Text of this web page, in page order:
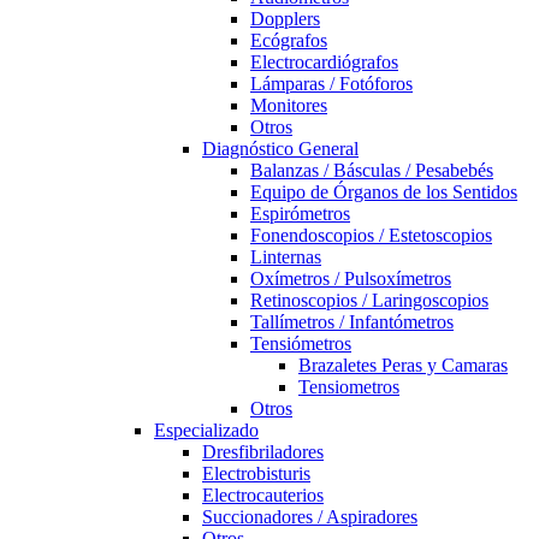
Dopplers
Ecógrafos
Electrocardiógrafos
Lámparas / Fotóforos
Monitores
Otros
Diagnóstico General
Balanzas / Básculas / Pesabebés
Equipo de Órganos de los Sentidos
Espirómetros
Fonendoscopios / Estetoscopios
Linternas
Oxímetros / Pulsoxímetros
Retinoscopios / Laringoscopios
Tallímetros / Infantómetros
Tensiómetros
Brazaletes Peras y Camaras
Tensiometros
Otros
Especializado
Dresfibriladores
Electrobisturis
Electrocauterios
Succionadores / Aspiradores